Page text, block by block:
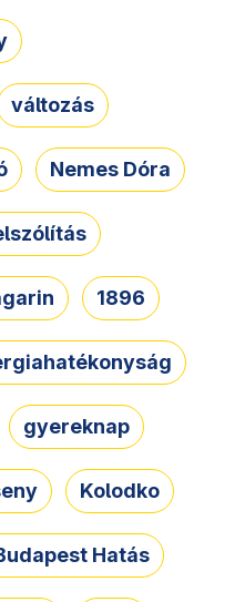
változás
Nemes Dóra
1896
gyereknap
Kolodko
Hatás